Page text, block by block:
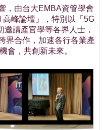
，由台大EMBA資管學會
峰論壇」，特別以「5G
請產官學等各界人士，
界合作，加速各行各業產
會，共創新未來。